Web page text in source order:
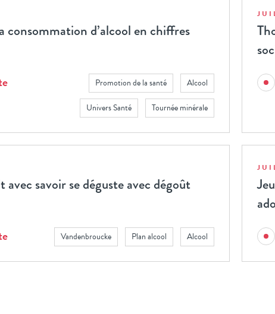
consommation d’alcool en chiffres
Alcool
Promotion de la santé
Tournée minérale
Univers Santé
savoir se déguste avec dégoût
Alcool
Plan alcool
Vandenbroucke